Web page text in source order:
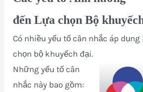
đến Lựa chọn Bộ
Có nhiều yếu tố cân nhắc áp
chọn bộ khuyếch đại.
Những yếu tố cân
nhắc này bao gồm: